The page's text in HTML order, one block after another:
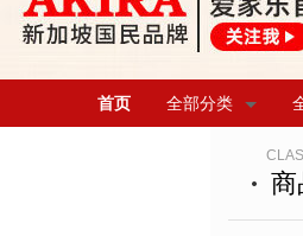
首页 全部分类
商